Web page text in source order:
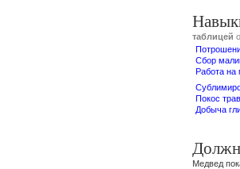
таблицей
Сбор
Работа на
Покос
Добыча
Медвед